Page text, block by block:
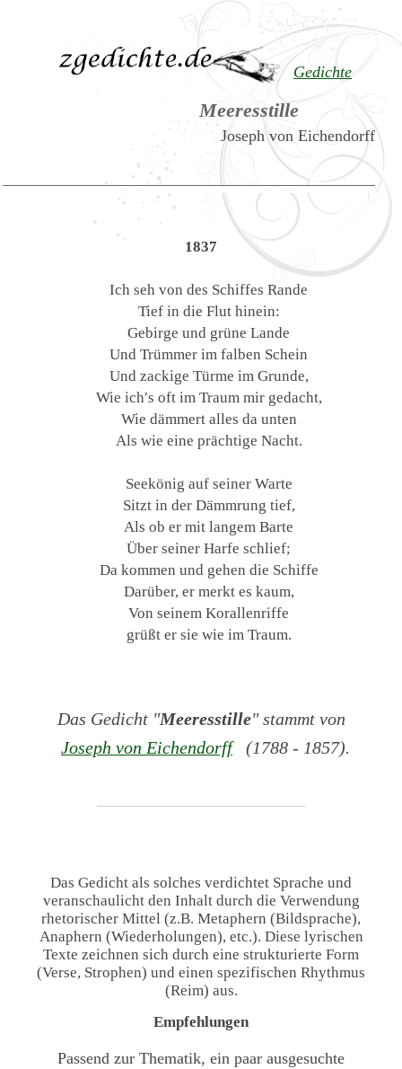
Gedichte
Meeresstille
Joseph von Eichendorff
1837
Ich seh von des Schiffes Rande
Tief in die Flut hinein:
Gebirge und grüne Lande
Und Trümmer im falben Schein
Und zackige Türme im Grunde,
Wie ich′s oft im Traum mir gedacht,
Wie dämmert alles da unten
Als wie eine prächtige Nacht.
Seekönig auf seiner Warte
Sitzt in der Dämmrung tief,
Als ob er mit langem Barte
Über seiner Harfe schlief;
Da kommen und gehen die Schiffe
Darüber, er merkt es kaum,
Von seinem Korallenriffe
grüßt er sie wie im Traum.
Das Gedicht "Meeresstille" stammt von
Joseph von Eichendorff(1788 - 1857).
Das Gedicht als solches verdichtet Sprache und
veranschaulicht den Inhalt durch die Verwendung
rhetorischer Mittel (z.B. Metaphern (Bildsprache),
Anaphern (Wiederholungen), etc.). Diese lyrischen
Texte zeichnen sich durch eine strukturierte Form
(Verse, Strophen) und einen spezifischen Rhythmus
(Reim) aus.
Empfehlungen
Passend zur Thematik, ein paar ausgesuchte